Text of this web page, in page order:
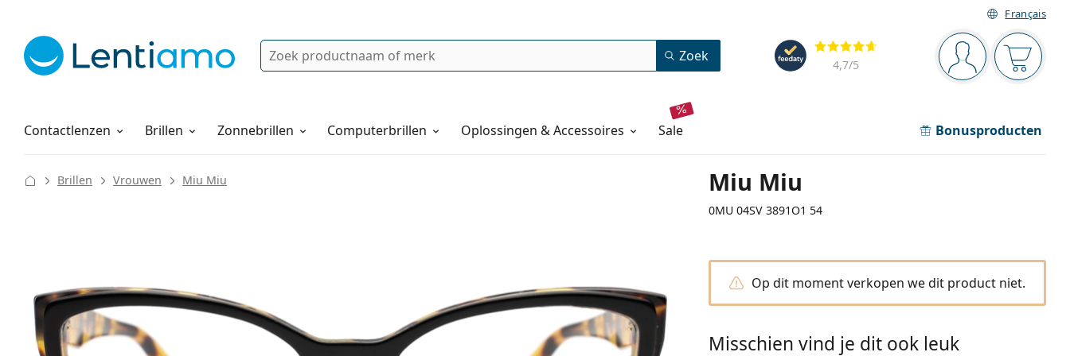
Français
Navigatie
Je bent ingelogd
Jouw
Beoordelingen
4,7/5
Zoek Zoek
Contactlenzen
Lenzenvloeistoffen Brillen Zonnebrillen Computerbrillen Oplossingen & Accessoires sale Bonusproducten
Hoe bestellen
Miu Miu
0MU 04SV 3891O1 54
Brillen Vrouwen Miu Miu
Op dit moment verkopen we dit product niet.
Misschien vind je dit ook leuk